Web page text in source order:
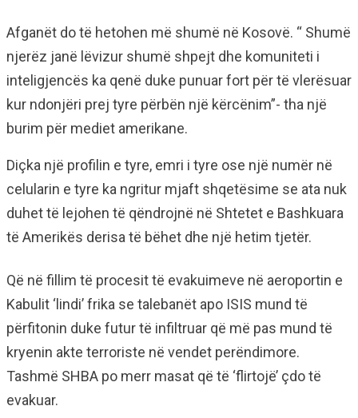
Afganët do të hetohen më shumë në Kosovë. “ Shumë
njerëz janë lëvizur shumë shpejt dhe komuniteti i
inteligjencës ka qenë duke punuar fort për të vlerësuar
kur ndonjëri prej tyre përbën një kërcënim”- tha një
burim për mediet amerikane.
Diçka një profilin e tyre, emri i tyre ose një numër në
celularin e tyre ka ngritur mjaft shqetësime se ata nuk
duhet të lejohen të qëndrojnë në Shtetet e Bashkuara
të Amerikës derisa të bëhet dhe një hetim tjetër.
Që në fillim të procesit të evakuimeve në aeroportin e
Kabulit ‘lindi’ frika se talebanët apo ISIS mund të
përfitonin duke futur të infiltruar që më pas mund të
kryenin akte terroriste në vendet perëndimore.
Tashmë SHBA po merr masat që të ‘flirtojë’ çdo të
evakuar.